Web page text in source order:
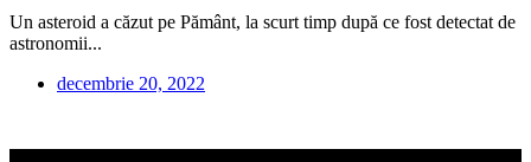
Un asteroid a căzut pe Pământ, la scurt timp după ce fost detectat de
astronomii...
decembrie 20, 2022